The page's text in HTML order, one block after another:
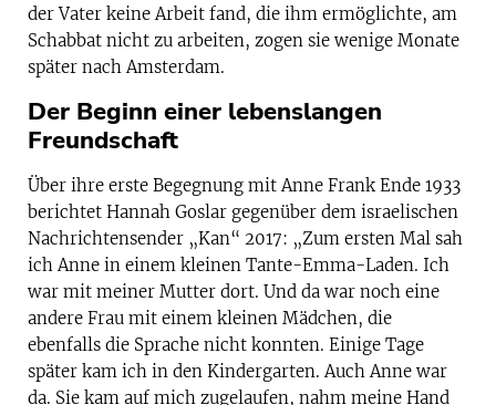
der Vater keine Arbeit fand, die ihm ermöglichte, am
Schabbat nicht zu arbeiten, zogen sie wenige Monate
später nach Amsterdam.
Der Beginn einer lebenslangen
Freundschaft
Über ihre erste Begegnung mit Anne Frank Ende 1933
berichtet Hannah Goslar gegenüber dem israelischen
Nachrichtensender „Kan“ 2017: „Zum ersten Mal sah
ich Anne in einem kleinen Tante-Emma-Laden. Ich
war mit meiner Mutter dort. Und da war noch eine
andere Frau mit einem kleinen Mädchen, die
ebenfalls die Sprache nicht konnten. Einige Tage
später kam ich in den Kindergarten. Auch Anne war
da. Sie kam auf mich zugelaufen, nahm meine Hand